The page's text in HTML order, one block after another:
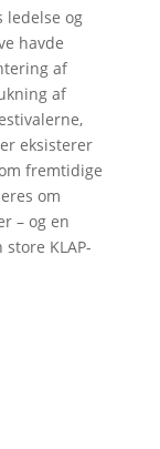
ledelse og
havde
af
af
eksisterer
fremtidige
om
– og en
KLAP-